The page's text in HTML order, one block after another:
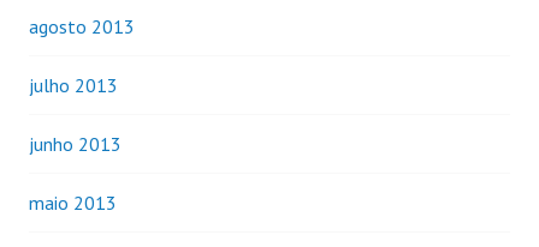
agosto 2013
julho 2013
junho 2013
maio 2013